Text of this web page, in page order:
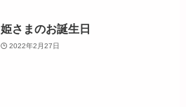
姫さまのお誕生日
2022年2月27日